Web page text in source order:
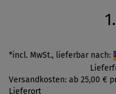
*incl. MwSt., lieferbar nach:
Versandkosten: ab 25,00 €
Lieferort